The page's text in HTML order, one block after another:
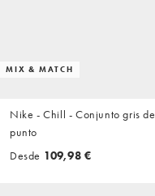
MIX & MATCH
Nike - Chill - Conjunto gris de
punto
Desde 109,98 €